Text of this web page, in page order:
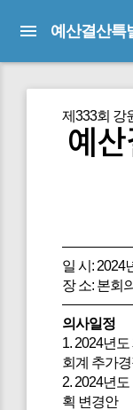
제333회 강
예
일 시: 2024
장 소: 본회
의사일정
1. 2024년
회계 추가
2. 2024년
획 변경안